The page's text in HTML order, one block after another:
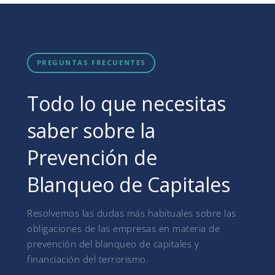
PREGUNTAS FRECUENTES
Todo lo que necesitas
saber sobre la
Prevención de
Blanqueo de Capitales
Resolvemos las dudas más habituales sobre las
obligaciones de las empresas en materia de
prevención del blanqueo de capitales y
financiación del terrorismo.